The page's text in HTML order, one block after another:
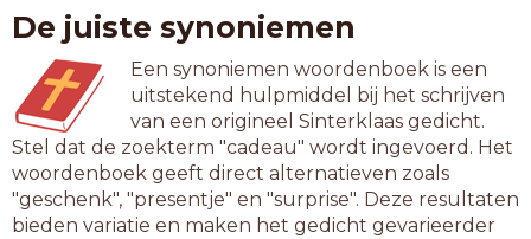
De juiste synoniemen
Een synoniemen woordenboek is een
uitstekend hulpmiddel bij het schrijven
van een origineel Sinterklaas gedicht.
Stel dat de zoekterm "cadeau" wordt ingevoerd. Het
woordenboek geeft direct alternatieven zoals
"geschenk", "presentje" en "surprise". Deze resultaten
bieden variatie en maken het gedicht gevarieerder